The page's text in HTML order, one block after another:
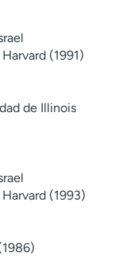
(1991)
de Illinois
(1993)